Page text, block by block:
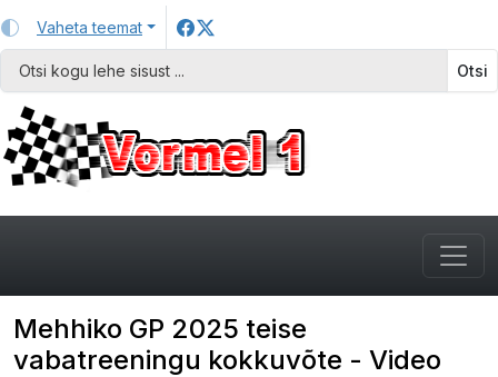
Vaheta teemat
Otsi
Mehhiko GP 2025 teise
vabatreeningu kokkuvõte - Video